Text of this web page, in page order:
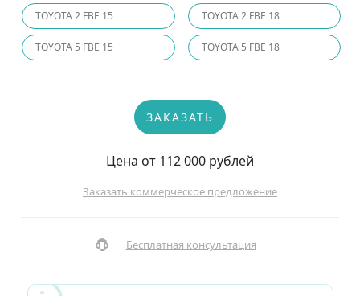
TOYOTA 2 FBE 15 TOYOTA 2 FBE 18
TOYOTA 5 FBE 15 TOYOTA 5 FBE 18
ЗАКАЗАТЬ
Цена от 112 000 рублей
Заказать коммерческое предложение
Бесплатная консультация